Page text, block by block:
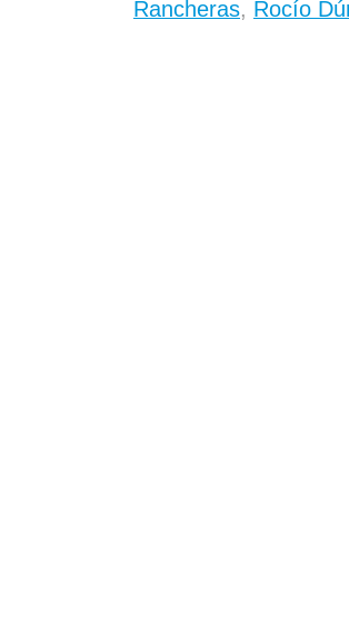
Rancheras, Rocío